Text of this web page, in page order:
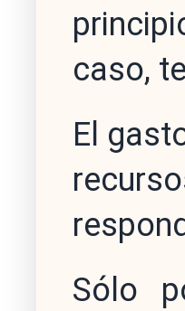
caso,
El
Sólo